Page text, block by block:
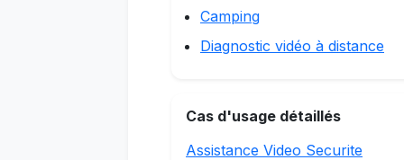
Camping
Diagnostic vidéo à distance
Cas d'usage détaillés
Assistance Video Securite